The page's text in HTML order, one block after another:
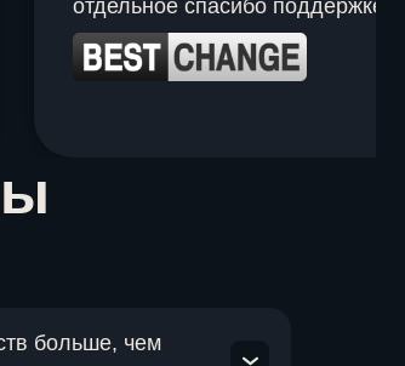
отдельное спасибо поддержке.
больше, чем